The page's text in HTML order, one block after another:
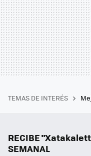
TEMAS DE INTERÉS
RECIBE
SEMANAL